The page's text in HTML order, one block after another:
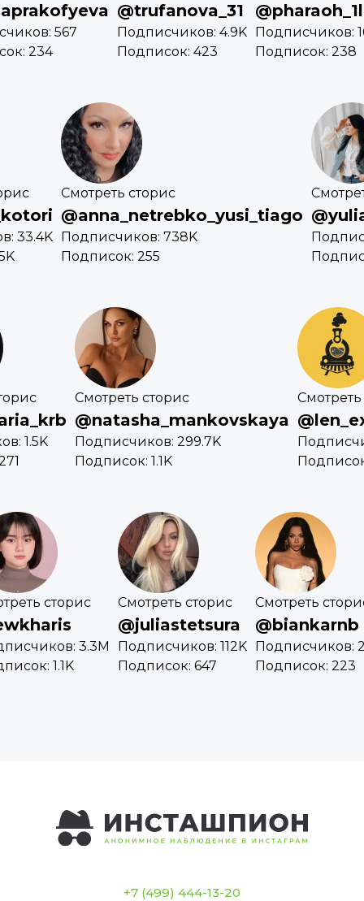
567
234
@trufanova_31
Подписчиков: 4.9K
Подписок: 423
Подписчиков:
Подписок: 238
33.4K
Смотреть сторис
@anna_netrebko_yusi_tiago
Подписчиков: 738K
Подписок: 255
1.5K
Смотреть сторис
@natasha_mankovskaya
Подписчиков: 299.7K
Подписок: 1.1K
сторис
3.3M
1.1K
Смотреть сторис
@juliastetsura
Подписчиков: 112K
Подписок: 647
Смотреть
@biankarnb
Подписчиков:
Подписок: 223
+7 (499) 444-13-20